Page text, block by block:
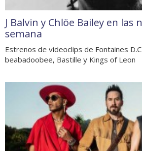
J Balvin y Chlöe Bailey en las
semana
Estrenos de videoclips de Fontaines
beabadoobee, Bastille y Kings of Leon